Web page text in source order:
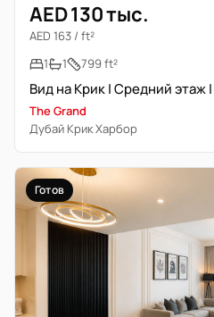
AED 130 тыс.
AED 163 / ft²
1
1 799 ft²
The Grand
Дубай Крик Харбор
Готов